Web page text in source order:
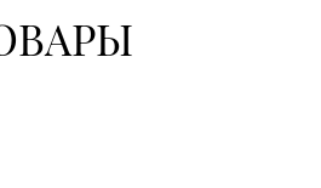
8 (0222) 64-09-37, 64-09-42